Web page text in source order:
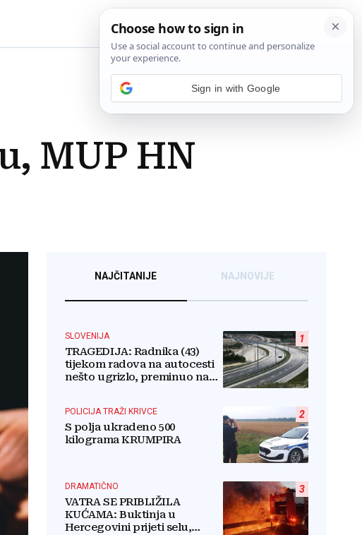
MUP HN
NAJČITANIJE NAJNOVIJE
1
SLOVENIJA
TRAGEDIJA: Radnika (43)
tijekom radova na autocesti
nešto ugrizlo, preminuo na
2
POLICIJA TRAŽI KRIVCE
S polja ukradeno 500
kilograma KRUMPIRA
3
DRAMATIČNO
VATRA SE PRIBLIŽILA
KUĆAMA: Buktinja u
Hercegovini prijeti selu,
Sign in with Google